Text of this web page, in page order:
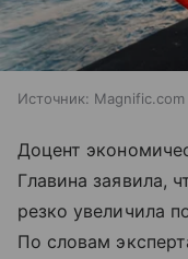
Источник: Magnific.com
Доцент
Главина заявила,
резко увеличила
По словам